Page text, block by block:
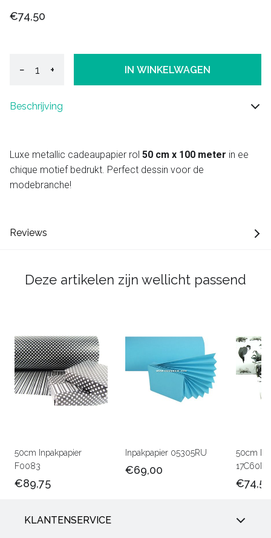
€74,50
− + IN WINKELWAGEN
Beschrijving
Luxe metallic cadeaupapier rol 50 cm x 100 meter in ee
chique motief bedrukt. Perfect dessin voor de
modebranche!
Reviews
Deze artikelen zijn wellicht passend
50cm Inpakpapier
F0083
€89,75
Inpakpapier 05305RU
€69,00
50cm
€74,50
KLANTENSERVICE